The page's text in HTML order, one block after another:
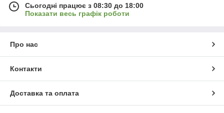
Сьогодні працює з 08:30 до 18:00
Показати весь графік роботи
Про нас
Контакти
Доставка та оплата